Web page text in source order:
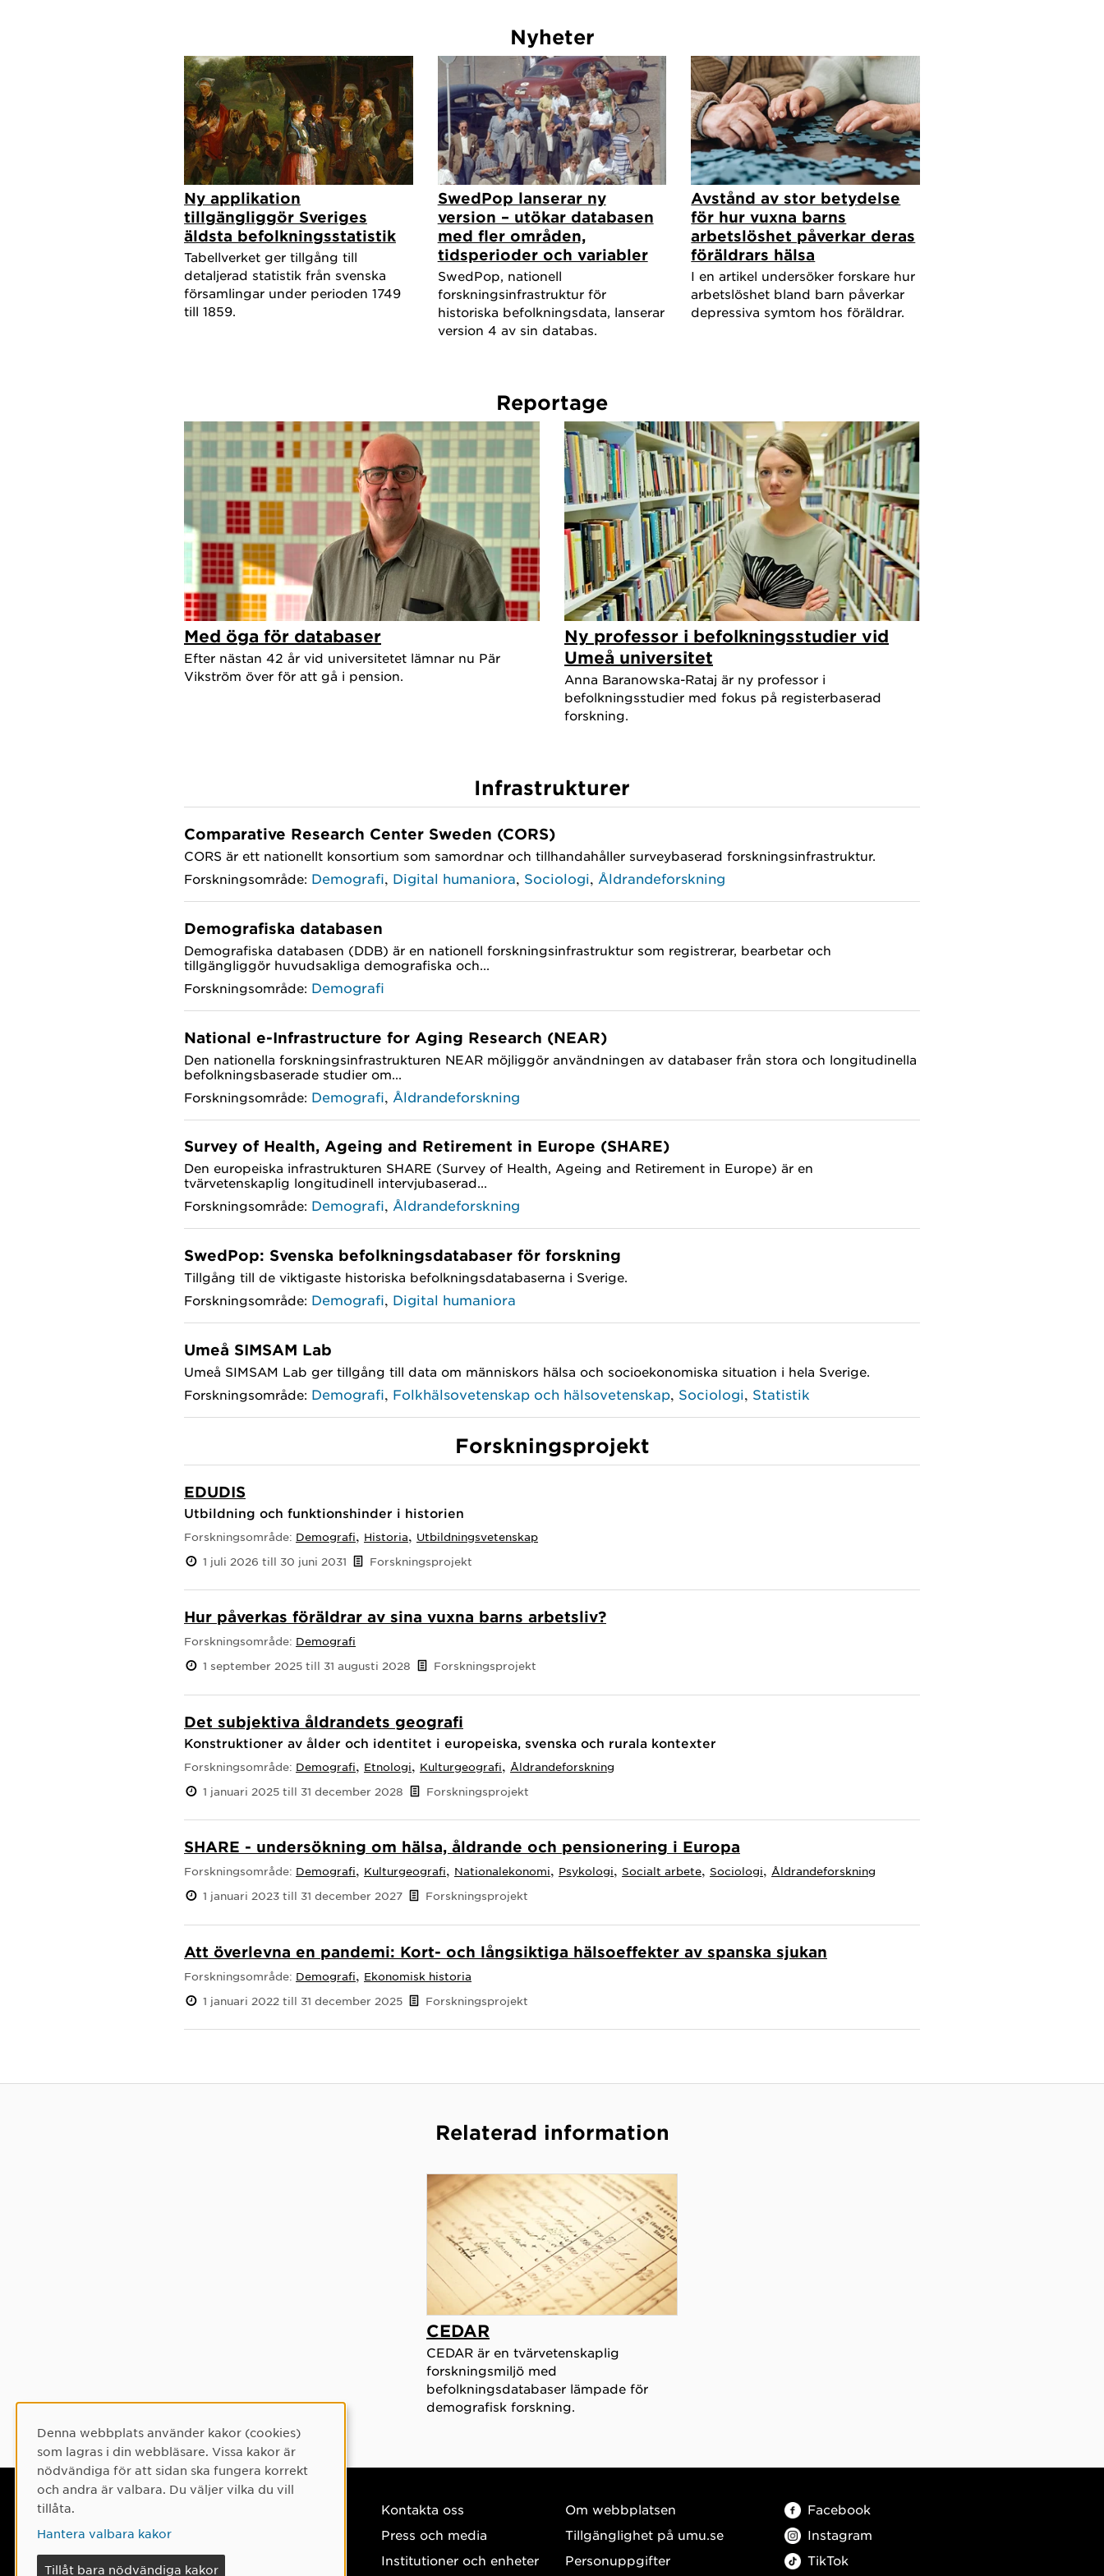
Nyheter
Ny applikation
tillgängliggör Sveriges
äldsta befolkningsstatistik
Tabellverket ger tillgång till
detaljerad statistik från svenska
församlingar under perioden 1749
till 1859.
SwedPop lanserar ny
version – utökar databasen
med fler områden,
tidsperioder och variabler
SwedPop, nationell
forskningsinfrastruktur för
historiska befolkningsdata, lanserar
version 4 av sin databas.
Avstånd av stor betydelse
för hur vuxna barns
arbetslöshet påverkar deras
föräldrars hälsa
I en artikel undersöker forskare hur
arbetslöshet bland barn påverkar
depressiva symtom hos föräldrar.
Reportage
Med öga för databaser
Efter nästan 42 år vid universitetet lämnar nu Pär
Vikström över för att gå i pension.
Ny professor i befolkningsstudier vid
Umeå universitet
Anna Baranowska-Rataj är ny professor i
befolkningsstudier med fokus på registerbaserad
forskning.
Infrastrukturer
Comparative Research Center Sweden (CORS)
CORS är ett nationellt konsortium som samordnar och tillhandahåller surveybaserad forskningsinfrastruktur.
Forskningsområde: Demografi, Digital humaniora, Sociologi, Åldrandeforskning
Demografiska databasen
Demografiska databasen (DDB) är en nationell forskningsinfrastruktur som registrerar, bearbetar och
tillgängliggör huvudsakliga demografiska och...
Forskningsområde: Demografi
National e-Infrastructure for Aging Research (NEAR)
Den nationella forskningsinfrastrukturen NEAR möjliggör användningen av databaser från stora och longitudinella
befolkningsbaserade studier om...
Forskningsområde: Demografi, Åldrandeforskning
Survey of Health, Ageing and Retirement in Europe (SHARE)
Den europeiska infrastrukturen SHARE (Survey of Health, Ageing and Retirement in Europe) är en
tvärvetenskaplig longitudinell intervjubaserad...
Forskningsområde: Demografi, Åldrandeforskning
SwedPop: Svenska befolkningsdatabaser för forskning
Tillgång till de viktigaste historiska befolkningsdatabaserna i Sverige.
Forskningsområde: Demografi, Digital humaniora
Umeå SIMSAM Lab
Umeå SIMSAM Lab ger tillgång till data om människors hälsa och socioekonomiska situation i hela Sverige.
Forskningsområde: Demografi, Folkhälsovetenskap och hälsovetenskap, Sociologi, Statistik
Forskningsprojekt
EDUDIS
Utbildning och funktionshinder i historien
Forskningsområde: Demografi, Historia, Utbildningsvetenskap
1 juli 2026 till 30 juni 2031
Forskningsprojekt
Hur påverkas föräldrar av sina vuxna barns arbetsliv?
Forskningsområde: Demografi
1 september 2025 till 31 augusti 2028
Forskningsprojekt
Det subjektiva åldrandets geografi
Konstruktioner av ålder och identitet i europeiska, svenska och rurala kontexter
Forskningsområde: Demografi, Etnologi, Kulturgeografi, Åldrandeforskning
1 januari 2025 till 31 december 2028
Forskningsprojekt
SHARE - undersökning om hälsa, åldrande och pensionering i Europa
Forskningsområde: Demografi, Kulturgeografi, Nationalekonomi, Psykologi, Socialt arbete, Sociologi, Åldrandeforskning
1 januari 2023 till 31 december 2027
Forskningsprojekt
Att överlevna en pandemi: Kort- och långsiktiga hälsoeffekter av spanska sjukan
Forskningsområde: Demografi, Ekonomisk historia
1 januari 2022 till 31 december 2025
Forskningsprojekt
Relaterad information
CEDAR
CEDAR är en tvärvetenskaplig
forskningsmiljö med
befolkningsdatabaser lämpade för
demografisk forskning.
Tel: 090-786 50 00
Kontakta oss
Press och media
Institutioner och enheter
Om webbplatsen
Tillgänglighet på umu.se
Personuppgifter
Facebook
Instagram
TikTok
Cookie-samtycke
Denna webbplats använder kakor (cookies)
som lagras i din webbläsare. Vissa kakor är
nödvändiga för att sidan ska fungera korrekt
och andra är valbara. Du väljer vilka du vill
tillåta.
Hantera valbara kakor
Tillåt bara nödvändiga kakor